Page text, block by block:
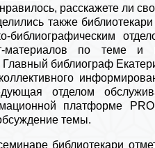
расскажете ли
также библиотекари
библиографическим
материалов по теме и
Главный библиограф
отделом
платформе
PRO
темы.
библиотекари